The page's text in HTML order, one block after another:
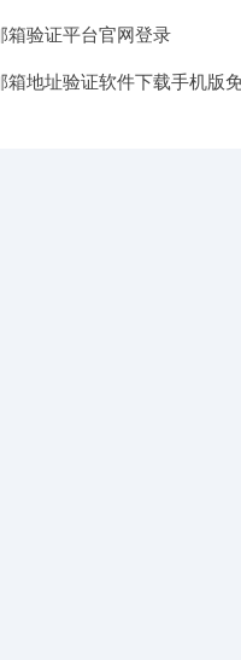
箱验证平台官网登录
箱地址验证软件下载手机版